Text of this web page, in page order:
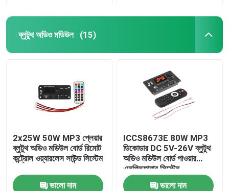
ব্লুটুথ অডিও মডিউল (15)
2x25W 50W MP3 প্লেয়ার
ব্লুটুথ অডিও মডিউল বোর্ড রিমোট
কন্ট্রোল ওয়্যারলেস সাউন্ড সিস্টেম
ভালো দাম
ICCS8673E 80W MP3
ডিকোডার DC 5V-26V ব্লুটুথ
অডিও মডিউল বোর্ড পাওয়ার
এমপ্লিফায়ার সিস্টেম
ভালো দাম